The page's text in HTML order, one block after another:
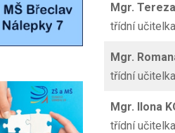
Mgr.
třídní
Mgr.
třídní
Mgr. Ilona
třídní